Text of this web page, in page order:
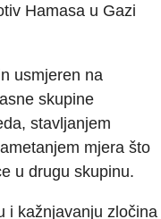
Hamasa u Gazi
usmjeren na
skupine
stavljanjem
mjera što
u drugu skupinu.
i kažnjavanju zločina